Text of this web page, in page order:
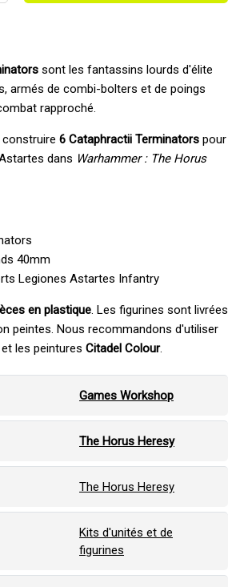
sont les fantassins lourds d'élite
armés de combi-bolters et de poings
rapproché.
6 Cataphractii Terminators pour
dans Warhammer : The Horus
40mm
Legiones Astartes Infantry
en plastique. Les figurines sont livrées
peintes. Nous recommandons d'utiliser
et les peintures Citadel Colour.
Games Workshop
The Horus Heresy
The Horus Heresy
Kits d'unités et de
figurines